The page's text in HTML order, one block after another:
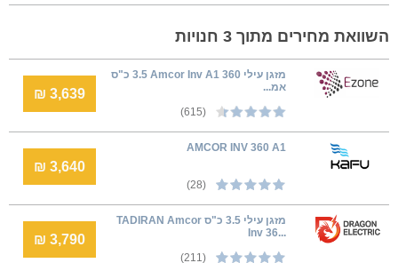
השוואת מחירים מתוך 3 חנויות
‏מזגן עילי Amcor Inv A1 360 ‏3.5 ‏כ"ס
אמ...
(615)
3,639 ₪
AMCOR INV 360 A1
(28)
3,640 ₪
מזגן עילי ‏3.5 כ"ס ⁦TADIRAN Amcor
Inv 36...
(211)
3,790 ₪